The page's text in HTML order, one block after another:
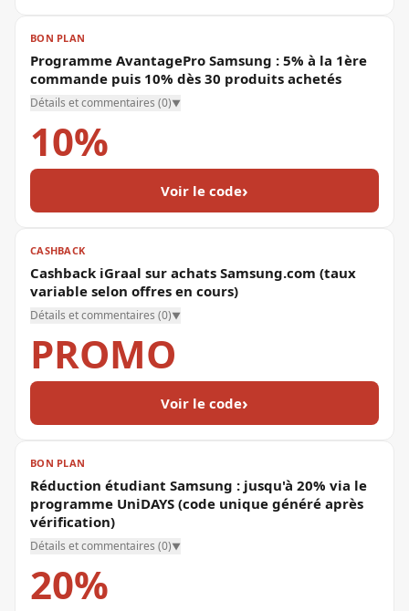
10%
BON PLAN
Programme AvantagePro Samsung : 5% à la 1ère
commande puis 10% dès 30 produits achetés
Détails et commentaires (0)▼
Voir le code›
PROMO
CASHBACK
Cashback iGraal sur achats Samsung.com (taux
variable selon offres en cours)
Détails et commentaires (0)▼
Voir le code›
20%
BON PLAN
Réduction étudiant Samsung : jusqu'à 20% via le
programme UniDAYS (code unique généré après
vérification)
Détails et commentaires (0)▼